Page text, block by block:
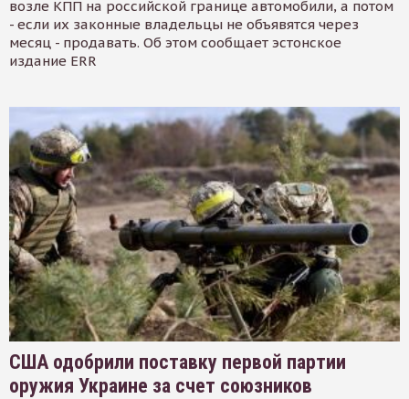
возле КПП на российской границе автомобили, а потом
- если их законные владельцы не объявятся через
месяц - продавать. Об этом сообщает эстонское
издание ERR
США одобрили поставку первой партии
оружия Украине за счет союзников